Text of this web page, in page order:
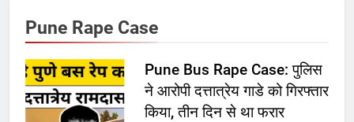
Pune Rape Case
Pune Bus Rape Case: पुलिस
ने आरोपी दत्तात्रेय गाडे को गिरफ्तार
किया, तीन दिन से था फरार